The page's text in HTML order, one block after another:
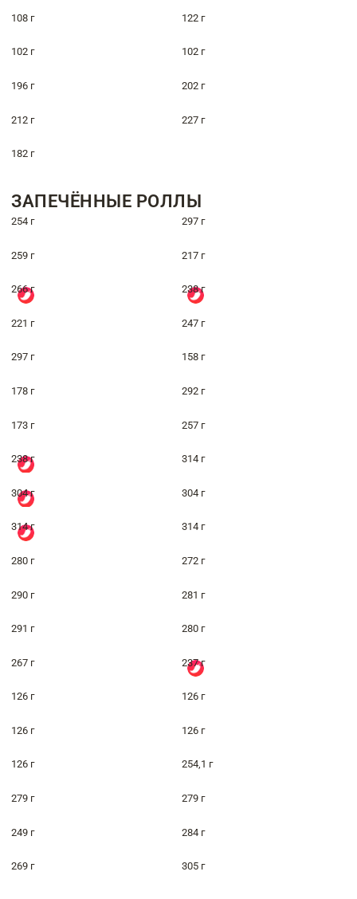
108 г 122 г
102 г 102 г
196 г 202 г
212 г 227 г
182 г
ЗАПЕЧЁННЫЕ РОЛЛЫ
254 г 297 г
259 г 217 г
266 г 238 г
221 г 247 г
297 г 158 г
178 г 292 г
173 г 257 г
238 г 314 г
304 г 304 г
314 г 314 г
280 г 272 г
290 г 281 г
291 г 280 г
267 г 237 г
126 г 126 г
126 г 126 г
126 г 254,1 г
279 г 279 г
249 г 284 г
269 г 305 г